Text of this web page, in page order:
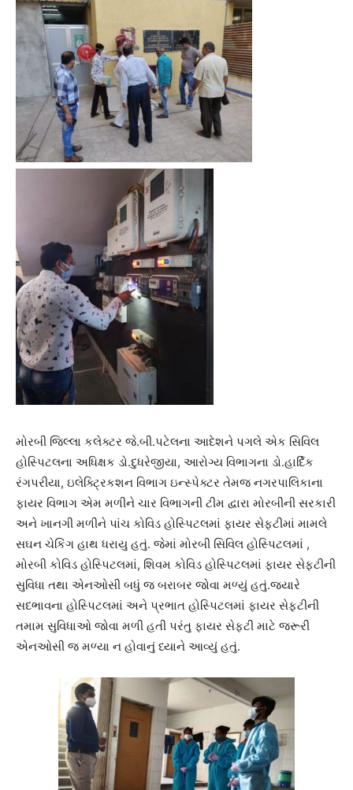
મોરબી જિલ્લા કલેક્ટર જે.બી.પટેલના આદેશને પગલે એક સિવિલ
હોસ્પિટલના અધિક્ષક ડો.દુધરેજીયા, આરોગ્ય વિભાગના ડો.હાર્દિક
રંગપરીયા, ઇલેક્ટ્રિકશન વિભાગ ઇન્સ્પેક્ટર તેમજ નગરપાલિકાના
ફાયર વિભાગ એમ મળીને ચાર વિભાગની ટીમ દ્વારા મોરબીની સરકારી
અને ખાનગી મળીને પાંચ કોવિડ હોસ્પિટલમાં ફાયર સેફટીમાં મામલે
સઘન ચેકિંગ હાથ ધરાયુ હતું. જેમાં મોરબી સિવિલ હોસ્પિટલમાં ,
મોરબી કોવિડ હોસ્પિટલમાં, શિવમ કોવિડ હોસ્પિટલમાં ફાયર સેફટીની
સુવિધા તથા એનઓસી બધું જ બરાબર જોવા મળ્યું હતું.જ્યારે
સદભાવના હોસ્પિટલમાં અને પ્રભાત હોસ્પિટલમાં ફાયર સેફટીની
તમામ સુવિધાઓ જોવા મળી હતી પરંતુ ફાયર સેફટી માટે જરૂરી
એનઓસી જ મળ્યા ન હોવાનું ધ્યાને આવ્યું હતું.